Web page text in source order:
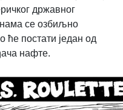
државног
се озбиљно
ће постати један од
нафте.